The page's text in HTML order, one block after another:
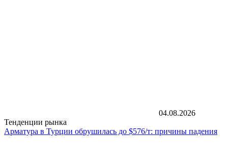
04.08.2026
Тенденции рынка
Арматура в Турции обрушилась до $576/т: причины падения